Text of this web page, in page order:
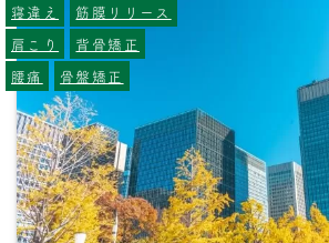
寝違え
筋膜リリース
肩こり
背骨矯正
腰痛
骨盤矯正